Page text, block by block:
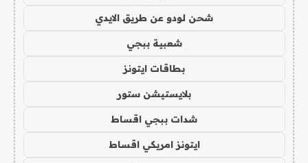
شحن لودو عن طريق الايدي
شعبية ببجي
بطاقات ايتونز
بلايستيشن ستور
شدات ببجي اقساط
ايتونز امريكي اقساط